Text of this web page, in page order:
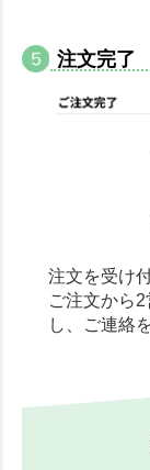
注文完了
注文を受け
ご注文から
し、ご連絡